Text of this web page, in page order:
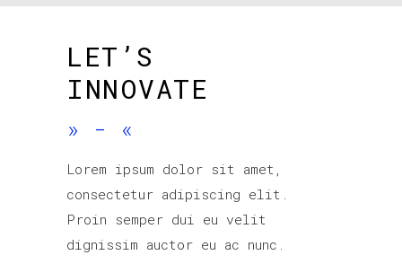
LET’S
INNOVATE
» - «
Lorem ipsum dolor sit amet,
consectetur adipiscing elit.
Proin semper dui eu velit
dignissim auctor eu ac nunc.